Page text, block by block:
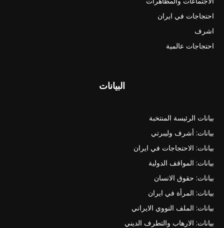
احتجاجات في ايران
اشرف
احتجاجات عالمية
البيانات
بيانات الرئيسة المنتخبة
بيانات: أشرف وليبرتي
بيانات: الاحتجاجات في ايران
بيانات: المواقف الدولية
بيانات: حقوق الانسان
بيانات: المرأة في ايران
بيانات: الملف النووي الايراني
بيانات: الارهاب والتطرف الديني